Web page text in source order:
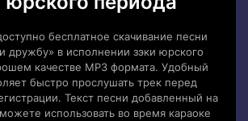
бесплатное скачивание песни
дружбу» в исполнении зэки юрского
качестве MP3 формата. Удобный
быстро прослушать трек перед
Текст песни добавленный на
использовать во время караоке